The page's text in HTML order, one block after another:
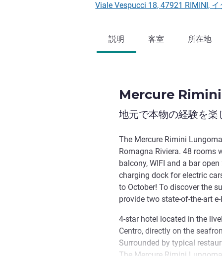
Viale Vespucci 18, 47921 RIMINI, イ
説明 客室 所在地
Mercure
地元で本物の経験を
The Mercure Rimini
Romagna Riviera. 48 rooms
balcony, WIFI and a bar
charging dock for electric
to October! To discover the
provide two state-of-the-art
4-star hotel located in the
Centro, directly on the
Surrounded by typical